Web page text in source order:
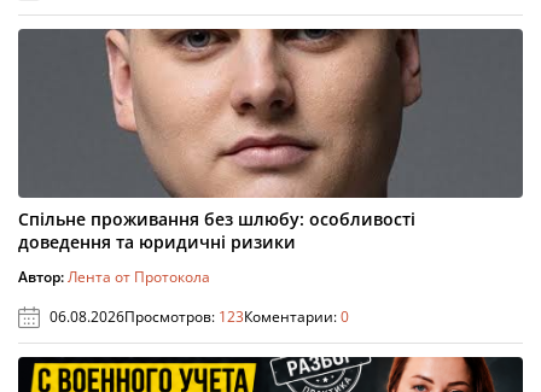
Спільне проживання без шлюбу: особливості
доведення та юридичні ризики
Автор:Лента от Протокола
06.08.2026Просмотров: 123Коментарии:0